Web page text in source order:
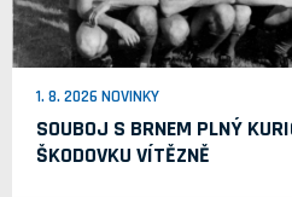
1. 8. 2026 NOVINKY
SOUBOJ S BRNEM PLNÝ
ŠKODOVKU VÍTĚZNĚ